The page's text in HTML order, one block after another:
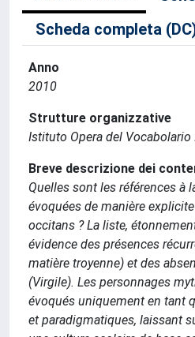
Scheda completa
Anno
2010
Strutture organizzative
Istituto Opera del Vocabolario
Breve descrizione dei
Quelles sont les références à
évoquées de manière
occitans ? La liste,
évidence des présences
matière troyenne) et des
(Virgile). Les personnages
évoqués uniquement en tant
et paradigmatiques, laissant